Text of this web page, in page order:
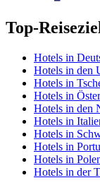
Top-
Hotels in
Hotels in den
Hotels in
Hotels in
Hotels in den
Hotels in
Hotels in
Hotels in
Hotels in
Hotels in der